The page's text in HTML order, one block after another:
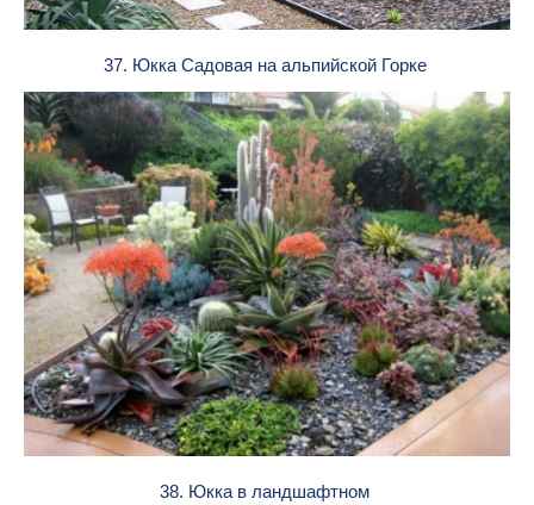
37. Юкка Садовая на альпийской Горке
38. Юкка в ландшафтном